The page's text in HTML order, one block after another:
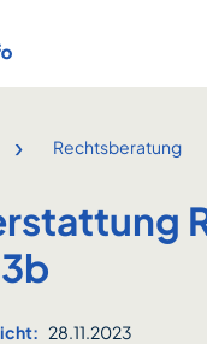
› Rechtsberatung
28.11.2023